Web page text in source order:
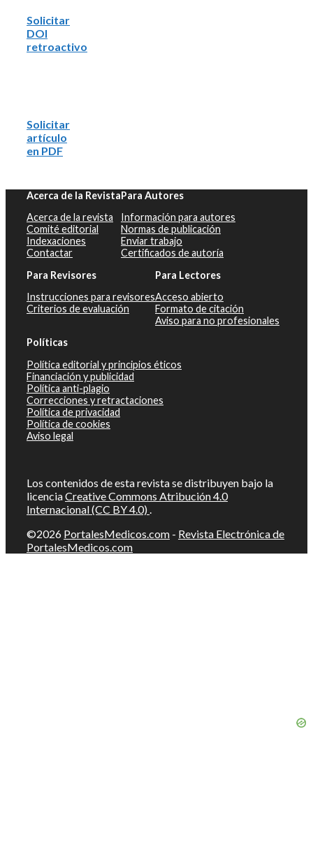
Solicitar
DOI
retroactivo
Solicitar
artículo
en PDF
Acerca de la Revista
Acerca de la revista
Comité editorial
Indexaciones
Contactar
Para Autores
Información para autores
Normas de publicación
Enviar trabajo
Certificados de autoría
Para Revisores
Instrucciones para revisores
Criterios de evaluación
Para Lectores
Acceso abierto
Formato de citación
Aviso para no profesionales
Políticas
Política editorial y principios éticos
Financiación y publicidad
Política anti-plagio
Correcciones y retractaciones
Política de privacidad
Política de cookies
Aviso legal
Los contenidos de esta revista se distribuyen bajo la
licenciaCreative Commons Atribución 4.0
Internacional (CC BY 4.0) .
©2026 PortalesMedicos.com - Revista Electrónica de
PortalesMedicos.com